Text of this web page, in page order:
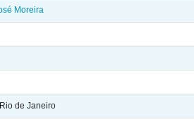
Moreira
de Janeiro